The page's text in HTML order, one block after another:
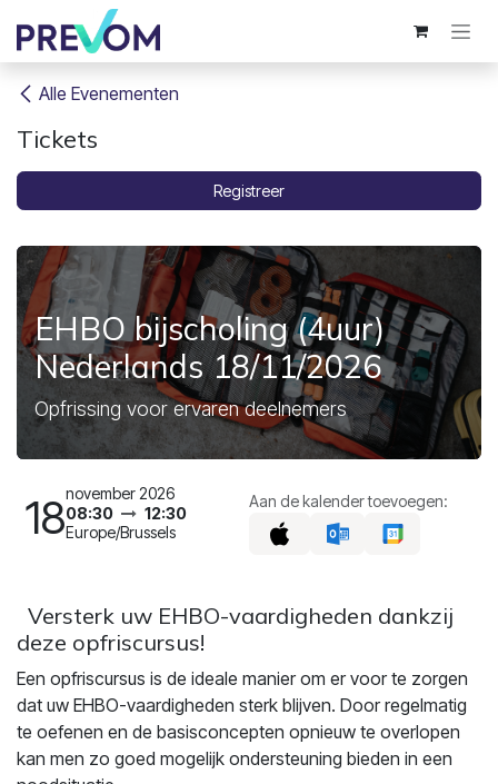
Overslaan naar inhoud
Alle Evenementen
Tickets
Registreer
EHBO bijscholing (4uur)
Nederlands 18/11/2026
Opfrissing voor ervaren deelnemers
18november 2026
08:30
12:30
Europe/Brussels
Aan de kalender toevoegen:
Versterk uw EHBO-vaardigheden dankzij
deze opfriscursus!
Een opfriscursus is de ideale manier om er voor te zorgen
dat uw EHBO-vaardigheden sterk blijven. Door regelmatig
te oefenen en de basisconcepten opnieuw te overlopen
kan men zo goed mogelijk ondersteuning bieden in een